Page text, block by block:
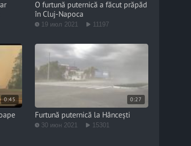
O furtună puternică a făcut prăpăd
în Cluj-Napoca
19 июл 2021 11197
0:45 0:27
Furtună puternică la Hâncești
30 июн 2021 15301